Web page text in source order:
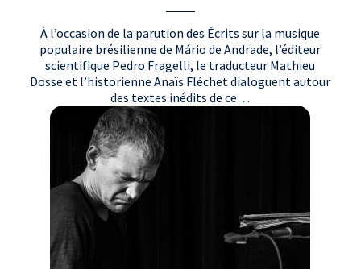
À l’occasion de la parution des Écrits sur la musique
populaire brésilienne de Mário de Andrade, l’éditeur
scientifique Pedro Fragelli, le traducteur Mathieu
Dosse et l’historienne Anaïs Fléchet dialoguent autour
des textes inédits de ce…